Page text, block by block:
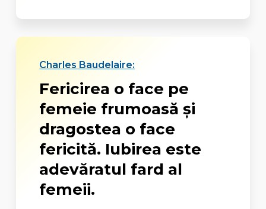
Charles Baudelaire:
Fericirea o face pe
femeie frumoasă și
dragostea o face
fericită. Iubirea este
adevăratul fard al
femeii.